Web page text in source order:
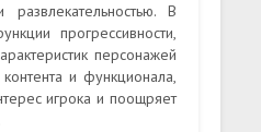
развлекательностью. В
прогрессивности,
персонажей
и функционала,
игрока и поощряет